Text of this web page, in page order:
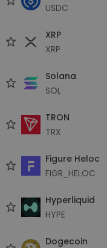
USDC
XRP
XRP
Solana
SOL
TRON
TRX
Figure Heloc
FIGR_HELOC
Hyperliquid
HYPE
Dogecoin